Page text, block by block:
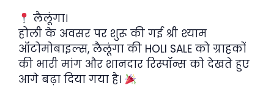
लैलूंगा।
होली के अवसर पर शुरू की गई श्री श्याम
ऑटोमोबाइल्स, लैलूंगा की HOLI SALE को ग्राहकों
की भारी मांग और शानदार रिस्पॉन्स को देखते हुए
आगे बढ़ा दिया गया है।